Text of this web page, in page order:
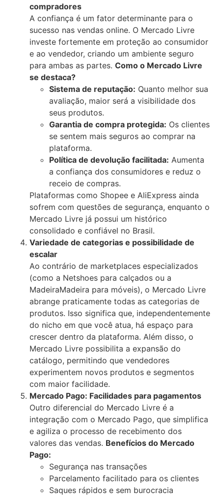
compradores
A confiança é um fator determinante para o
sucesso nas vendas online. O Mercado Livre
investe fortemente em proteção ao consumidor
e ao vendedor, criando um ambiente seguro
para ambas as partes. Como o Mercado Livre
se destaca?
Sistema de reputação: Quanto melhor sua
avaliação, maior será a visibilidade dos
seus produtos.
Garantia de compra protegida: Os clientes
se sentem mais seguros ao comprar na
plataforma.
Política de devolução facilitada: Aumenta
a confiança dos consumidores e reduz o
receio de compras.
Plataformas como Shopee e AliExpress ainda
sofrem com questões de segurança, enquanto o
Mercado Livre já possui um histórico
consolidado e confiável no Brasil.
Variedade de categorias e possibilidade de
escalar
Ao contrário de marketplaces especializados
(como a Netshoes para calçados ou a
MadeiraMadeira para móveis), o Mercado Livre
abrange praticamente todas as categorias de
produtos. Isso significa que, independentemente
do nicho em que você atua, há espaço para
crescer dentro da plataforma. Além disso, o
Mercado Livre possibilita a expansão do
catálogo, permitindo que vendedores
experimentem novos produtos e segmentos
com maior facilidade.
Mercado Pago: Facilidades para pagamentos
Outro diferencial do Mercado Livre é a
integração com o Mercado Pago, que simplifica
e agiliza o processo de recebimento dos
valores das vendas. Benefícios do Mercado
Pago:
Segurança nas transações
Parcelamento facilitado para os clientes
Saques rápidos e sem burocracia